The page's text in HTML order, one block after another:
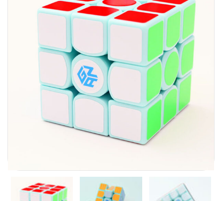
DianSheng
Fidget Cube
MoHuanShoSu